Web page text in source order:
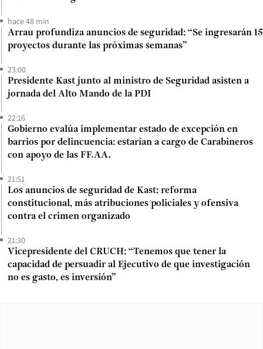
hace 48 min
Arrau profundiza anuncios de seguridad: “Se ingresarán 15
proyectos durante las próximas semanas”
23:00
Presidente Kast junto al ministro de Seguridad asisten a
jornada del Alto Mando de la PDI
22:16
Gobierno evalúa implementar estado de excepción en
barrios por delincuencia: estarían a cargo de Carabineros
con apoyo de las FF.AA.
21:51
Los anuncios de seguridad de Kast: reforma
constitucional, más atribuciones policiales y ofensiva
contra el crimen organizado
21:30
Vicepresidente del CRUCH: “Tenemos que tener la
capacidad de persuadir al Ejecutivo de que investigación
no es gasto, es inversión”